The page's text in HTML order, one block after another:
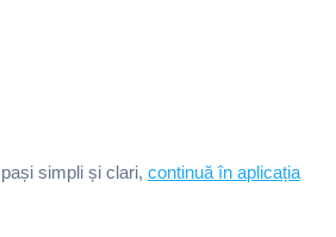
simpli și clari, continuă în aplicația